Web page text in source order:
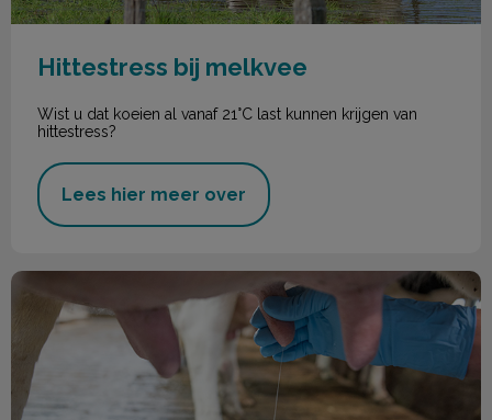
Hittestress bij melkvee
Wist u dat koeien al vanaf 21°C last kunnen krijgen van
hittestress?
Lees hier meer over
Uierinjectoren